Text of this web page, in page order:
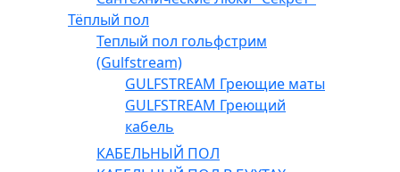
Тёплый пол
Теплый пол гольфстрим
(Gulfstream)
GULFSTREAM Греющие маты
GULFSTREAM Греющий
кабель
КАБЕЛЬНЫЙ ПОЛ